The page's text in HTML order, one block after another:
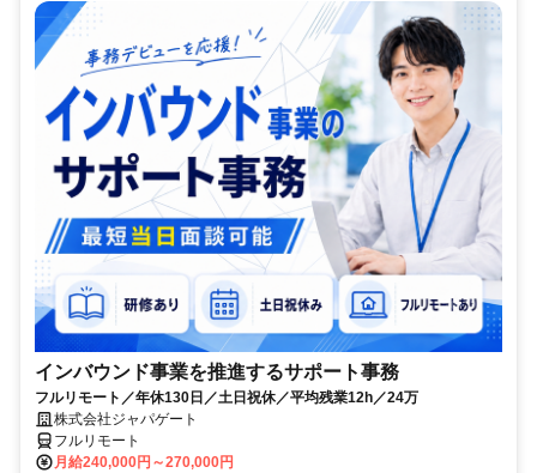
インバウンド事業を推進するサポート事務
フルリモート／年休130日／土日祝休／平均残業12h／24万
株式会社ジャパゲート
フルリモート
月給240,000円～270,000円